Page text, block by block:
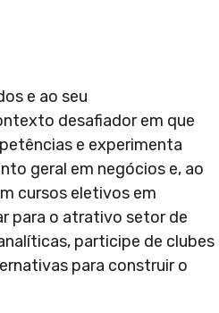
e ao seu
desafiador em que
e experimenta
geral em negócios e, ao
cursos eletivos em
para o atrativo setor de
participe de clubes
para construir o